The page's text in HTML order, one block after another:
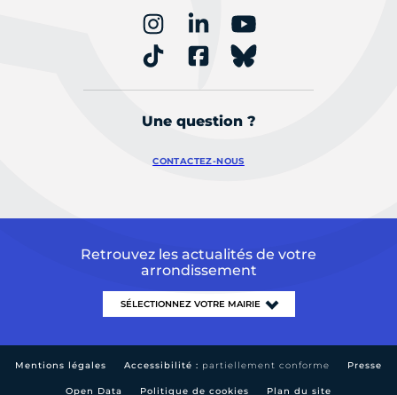
Une question ?
CONTACTEZ-NOUS
Retrouvez les actualités de votre
arrondissement
Mentions légales Accessibilité : partiellement conforme Presse
Open Data Politique de cookies Plan du site